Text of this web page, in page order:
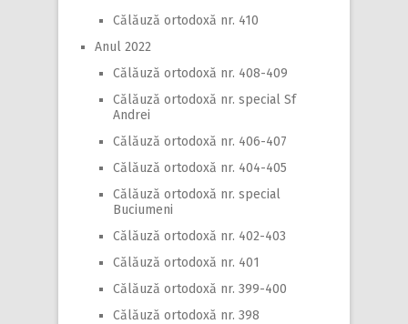
Călăuză ortodoxă nr. 410
Anul 2022
Călăuză ortodoxă nr. 408-409
Călăuză ortodoxă nr. special Sf
Andrei
Călăuză ortodoxă nr. 406-407
Călăuză ortodoxă nr. 404-405
Călăuză ortodoxă nr. special
Buciumeni
Călăuză ortodoxă nr. 402-403
Călăuză ortodoxă nr. 401
Călăuză ortodoxă nr. 399-400
Călăuză ortodoxă nr. 398